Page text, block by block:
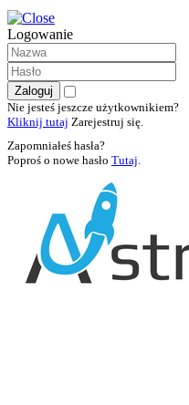
Logowanie
Nie jesteś jeszcze użytkownikiem?
Kliknij tutaj Zarejestruj się.
Zapomniałeś hasła?
Poproś o nowe hasło Tutaj.